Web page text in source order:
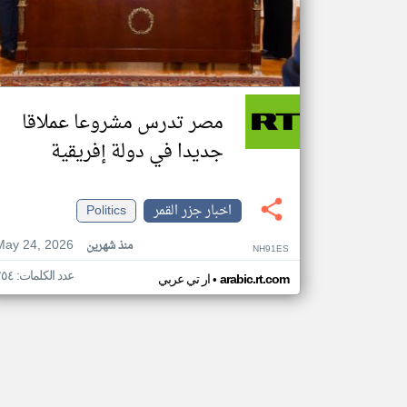
مصر تدرس مشروعا عملاقا
جديدا في دولة إفريقية
اخبار جزر القمر
Politics
24, 2026
منذ شهرين NH91ES
ار تي عربي• arabic.rt.com عدد الكلمات: ٢٥٤